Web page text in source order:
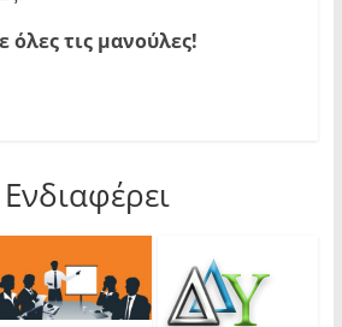
όλες τις μανούλες!